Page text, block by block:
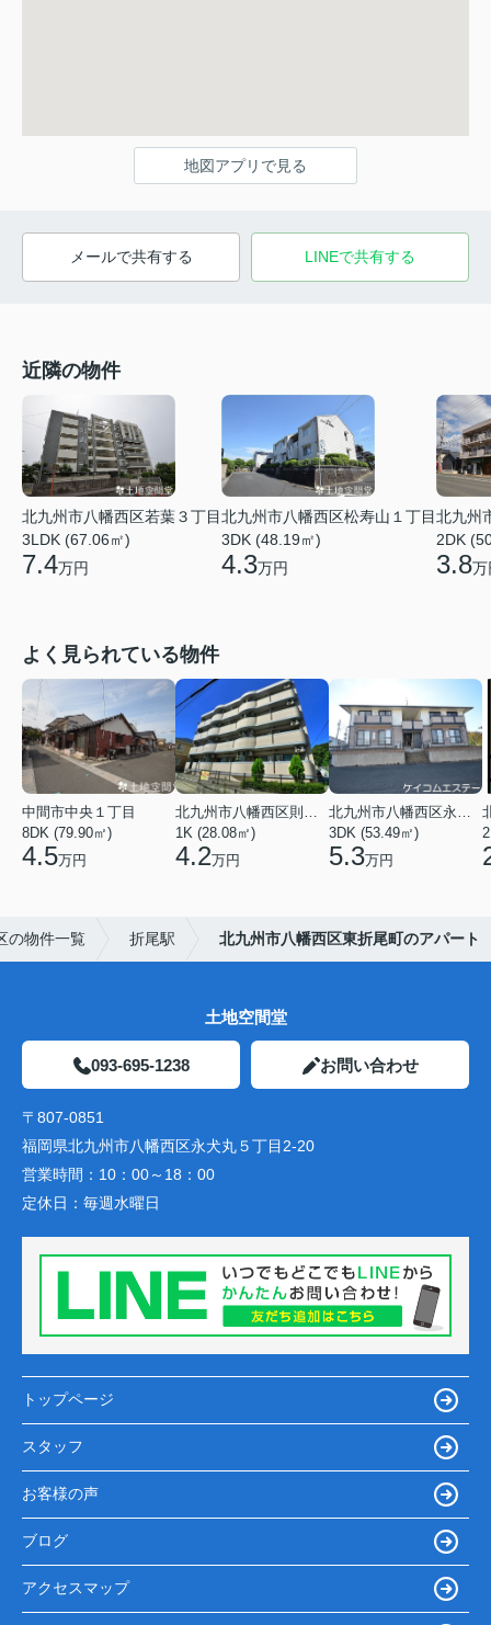
地図アプリで見る
メールで共有する LINEで共有する
近隣の物件
北九州市八幡西区若葉３丁目
3LDK (67.06㎡)
7.4万円
北九州市八幡西区松寿山１丁目
3DK (48.19㎡)
4.3万円
北九州
2DK
3.8万
よく見られている物件
中間市中央１丁目
8DK (79.90㎡)
4.5万円
1K (28.08㎡)
4.2万円
3DK (53.49㎡)
5.3万円
の物件一覧 折尾駅 北九州市八幡西区東折尾町のアパート
土地空間堂
093-695-1238 お問い合わせ
〒807-0851
福岡県北九州市八幡西区永犬丸５丁目2-20
営業時間： 10：00～18：00
定休日： 毎週水曜日
トップページ
スタッフ
お客様の声
ブログ
アクセスマップ